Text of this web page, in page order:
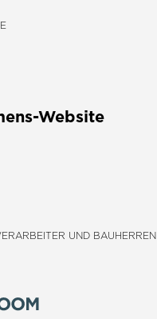
Website
UND BAUHERREN